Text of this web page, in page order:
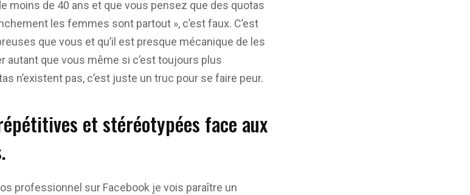
moins de 40 ans et que vous pensez que des quotas
les femmes sont partout », c’est faux. C’est
que vous et qu’il est presque mécanique de les
autant que vous même si c’est toujours plus
n’existent pas, c’est juste un truc pour se faire peur.
et stéréotypées face aux
professionnel sur Facebook je vois paraître un